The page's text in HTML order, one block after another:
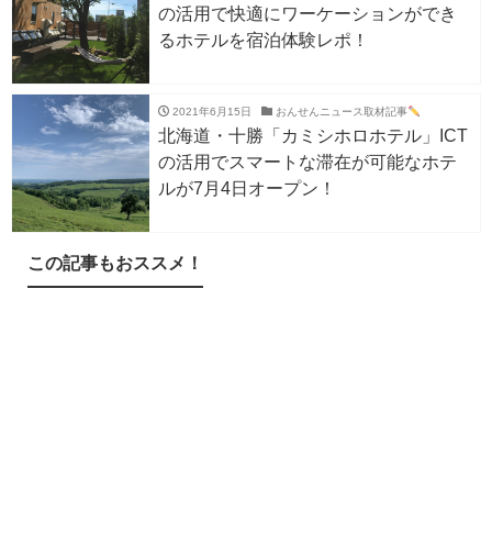
の活用で快適にワーケーションができ
るホテルを宿泊体験レポ！
2021年6月15日 おんせんニュース取材記事
北海道・十勝「カミシホロホテル」ICT
の活用でスマートな滞在が可能なホテ
ルが7月4日オープン！
この記事もおススメ！